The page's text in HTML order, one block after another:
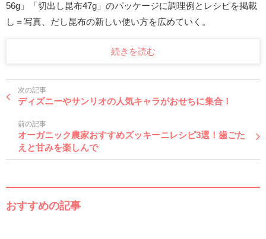
56g」「切出し昆布47g」のパッケージに調理例とレシピを掲載
し＝写真、だし昆布の新しい使い方を広めていく。
続きを読む
次の記事
ディズニーやサンリオの人気キャラがおせちに集合！
前の記事
オーガニック農家おすすめズッキーニレシピ3選！歯ごた
えと甘みを楽しんで
おすすめの記事